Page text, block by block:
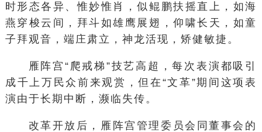
时形态各异、惟妙惟肖，似鲲鹏扶摇直上，如海
燕穿梭云间，拜斗如雄鹰展翅，仰啸长天，如童
子拜观音，端庄肃立，神龙活现，矫健敏捷。
雁阵宫“爬戒梯”技艺高超，每次表演都吸引
成千上万民众前来观赏，但在“文革”期间这项表
演由于长期中断，濒临失传。
改革开放后，雁阵宫管理委员会同董事会的